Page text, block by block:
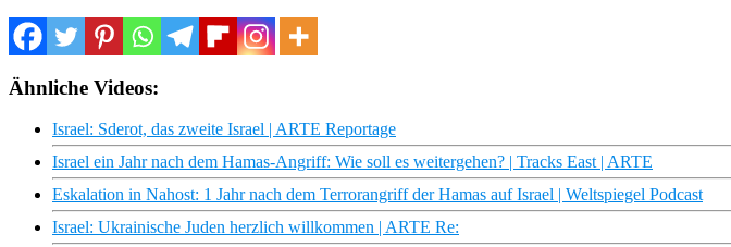
Ähnliche Videos:
Israel: Sderot, das zweite Israel | ARTE Reportage
Israel ein Jahr nach dem Hamas-Angriff: Wie soll es weitergehen? | Tracks East | ARTE
Eskalation in Nahost: 1 Jahr nach dem Terrorangriff der Hamas auf Israel | Weltspiegel Podcast
Israel: Ukrainische Juden herzlich willkommen | ARTE Re: